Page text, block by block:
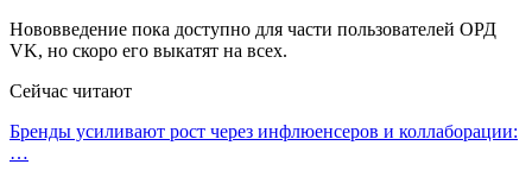
Нововведение пока доступно для части пользователей ОРД
VK, но скоро его выкатят на всех.
Сейчас читают
Бренды усиливают рост через инфлюенсеров и коллаборации:
…